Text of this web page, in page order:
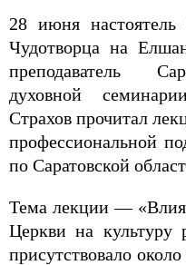
28 июня настоятель
Чудотворца на
преподаватель
духовной
Страхов прочитал
профессиональной
по Саратовской
Тема лекции —
Церкви на культуру
присутствовало